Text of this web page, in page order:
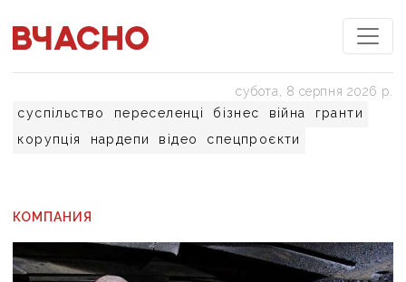
суспільство переселенці бізнес війна
гранти
корупція
нардепи відео спецпроєкти
субота, 8 серпня 2026 р.
КОМПАНИЯ